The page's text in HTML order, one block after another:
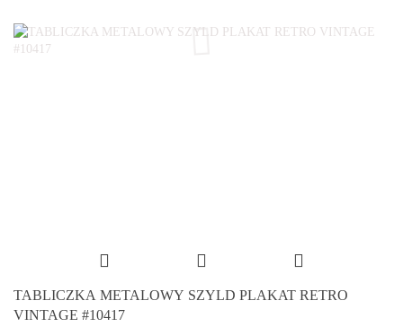
TABLICZKA METALOWY SZYLD PLAKAT RETRO
VINTAGE #10417